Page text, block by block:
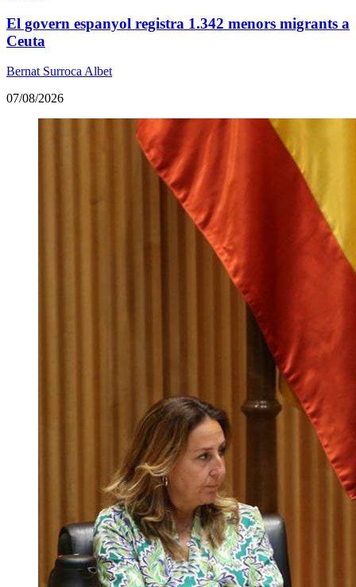
El govern espanyol registra 1.342 menors migrants a
Ceuta
Bernat Surroca Albet
07/08/2026